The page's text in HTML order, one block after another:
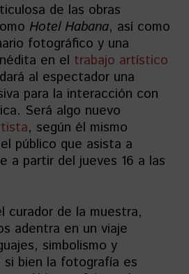
de las obras
Hotel Habana, así como
fotográfico y una
en el trabajo artístico
al espectador una
para la interacción con
Será algo nuevo
, según él mismo
público que asista a
a partir del jueves 16 a las
curador de la muestra,
adentra en un viaje
simbolismo y
bien la fotografía es